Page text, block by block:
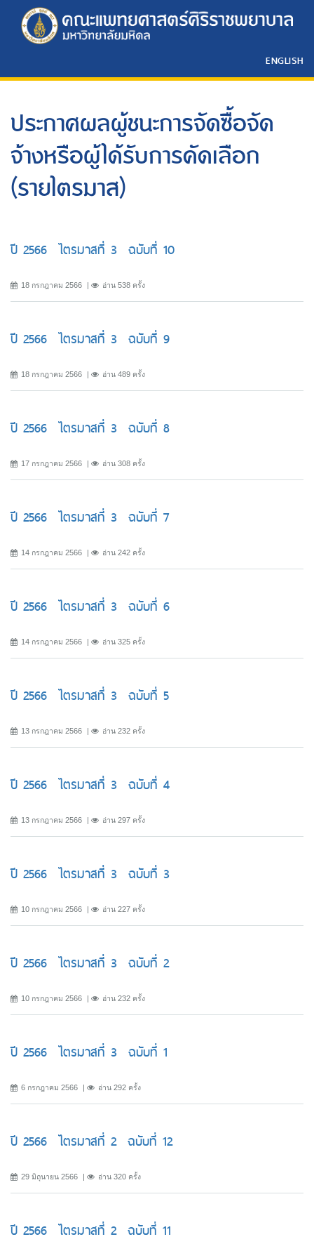
ENGLISH
ประกาศผลผู้ชนะการจัดซื้อจัด
จ้างหรือผู้ได้รับการคัดเลือก
(รายไตรมาส)
ปี 2566 ไตรมาสที่ 3 ฉบับที่ 10
18 กรกฎาคม 2566 อ่าน 538 ครั้ง
ปี 2566 ไตรมาสที่ 3 ฉบับที่ 9
18 กรกฎาคม 2566 อ่าน 489 ครั้ง
ปี 2566 ไตรมาสที่ 3 ฉบับที่ 8
17 กรกฎาคม 2566 อ่าน 308 ครั้ง
ปี 2566 ไตรมาสที่ 3 ฉบับที่ 7
14 กรกฎาคม 2566 อ่าน 242 ครั้ง
ปี 2566 ไตรมาสที่ 3 ฉบับที่ 6
14 กรกฎาคม 2566 อ่าน 325 ครั้ง
ปี 2566 ไตรมาสที่ 3 ฉบับที่ 5
13 กรกฎาคม 2566 อ่าน 232 ครั้ง
ปี 2566 ไตรมาสที่ 3 ฉบับที่ 4
13 กรกฎาคม 2566 อ่าน 297 ครั้ง
ปี 2566 ไตรมาสที่ 3 ฉบับที่ 3
10 กรกฎาคม 2566 อ่าน 227 ครั้ง
ปี 2566 ไตรมาสที่ 3 ฉบับที่ 2
10 กรกฎาคม 2566 อ่าน 232 ครั้ง
ปี 2566 ไตรมาสที่ 3 ฉบับที่ 1
6 กรกฎาคม 2566 อ่าน 292 ครั้ง
ปี 2566 ไตรมาสที่ 2 ฉบับที่ 12
29 มิถุนายน 2566 อ่าน 320 ครั้ง
ปี 2566 ไตรมาสที่ 2 ฉบับที่ 11